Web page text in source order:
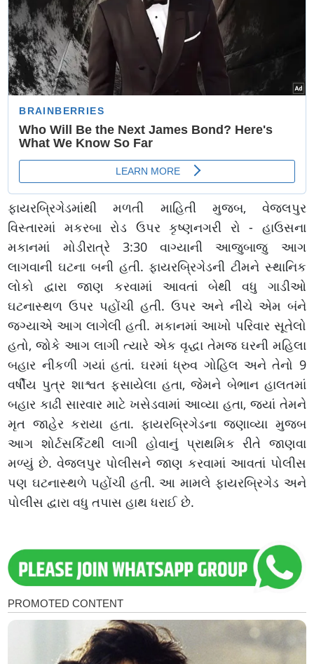
ફાયરબ્રિગેડમાંથી મળતી માહિતી મુજબ, વેજલપુર
વિસ્તારમાં મકરબા રોડ ઉપર કૃષ્ણનગરી રો - હાઉસના
મકાનમાં મોડીરાત્રે 3:30 વાગ્યાની આજુબાજુ આગ
લાગવાની ઘટના બની હતી. ફાયરબ્રિગેડની ટીમને સ્થાનિક
લોકો દ્વારા જાણ કરવામાં આવતાં બેથી વધુ ગાડીઓ
ઘટનાસ્થળ ઉપર પહોંચી હતી. ઉપર અને નીચે એમ બંને
જગ્યાએ આગ લાગેલી હતી. મકાનમાં આખો પરિવાર સૂતેલો
હતો, જોકે આગ લાગી ત્યારે એક વૃદ્ધા તેમજ ઘરની મહિલા
બહાર નીકળી ગયાં હતાં. ઘરમાં ધ્રુવ ગોહિલ અને તેનો 9
વર્ષીય પુત્ર શાશ્વત ફસાયેલા હતા, જેમને બેભાન હાલતમાં
બહાર કાઢી સારવાર માટે ખસેડવામાં આવ્યા હતા, જ્યાં તેમને
મૃત જાહેર કરાયા હતા. ફાયરબ્રિગેડના જણાવ્યા મુજબ
આગ શોર્ટસર્કિટથી લાગી હોવાનું પ્રાથમિક રીતે જાણવા
મળ્યું છે. વેજલપુર પોલીસને જાણ કરવામાં આવતાં પોલીસ
પણ ઘટનાસ્થળે પહોંચી હતી. આ મામલે ફાયરબ્રિગેડ અને
પોલીસ દ્વારા વધુ તપાસ હાથ ધરાઈ છે.